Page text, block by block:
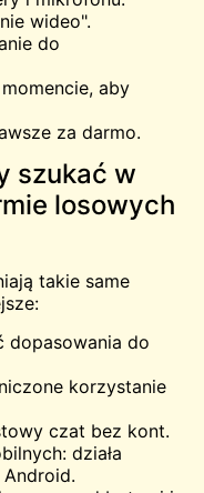
wideo".
do
aby
za darmo.
szukać w
losowych
takie same
dopasowania do
korzystanie
czat bez kont.
działa
Android.